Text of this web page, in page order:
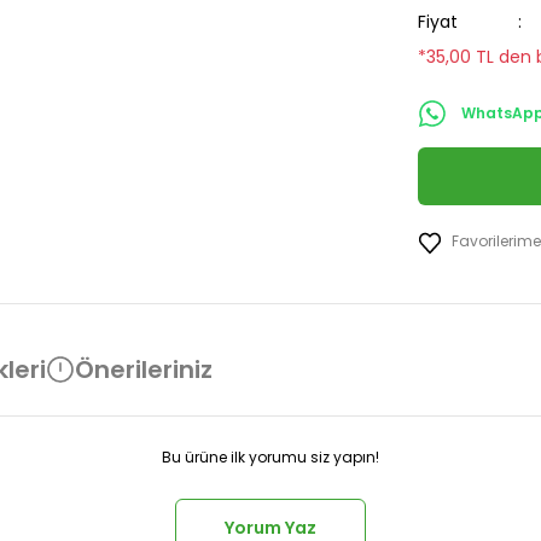
Fiyat
*35,00 TL
Önerileriniz
Bu ürüne ilk yorumu siz yapın!
Yorum Yaz